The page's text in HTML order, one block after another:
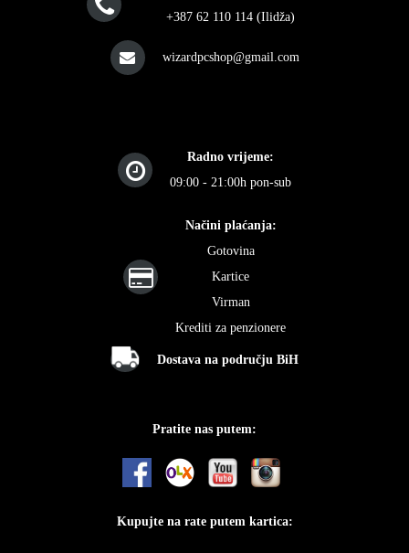
+387 62 110 114 (Ilidža)
wizardpcshop@gmail.com
Radno vrijeme:
09:00 - 21:00h pon-sub
Načini plaćanja:
Gotovina
Kartice
Virman
Krediti za penzionere
Dostava na području BiH
Pratite nas putem:
Kupujte na rate putem kartica: